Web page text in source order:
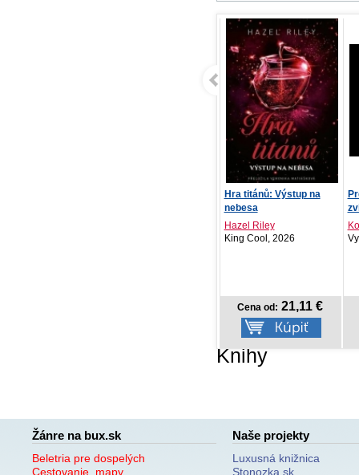
Hra titánů: Výstup na
nebesa
Hazel Riley
King Cool, 2026
Cena od:21,11 €
Knihy
Žánre na bux.sk
Beletria pre dospelých
Cestovanie, mapy
Naše projekty
Luxusná knižnica
Stonozka.sk